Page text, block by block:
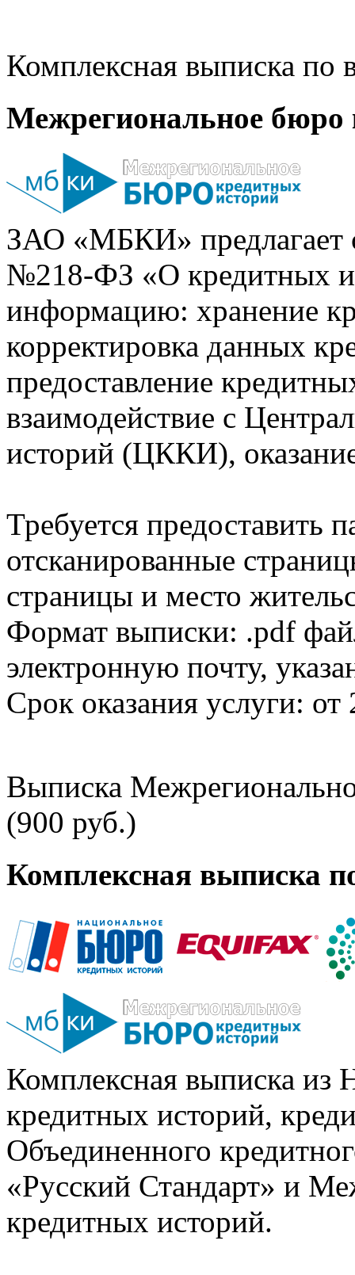
Комплексная выписка
Межрегиональное бюро
ЗАО «МБКИ» предлагает
№218-ФЗ «О кредитных
информацию: хранение
корректировка данных
предоставление
взаимодействие с
историй (ЦККИ),
Требуется предоставить
отсканированные
страницы и место
Формат выписки: .pdf
электронную почту,
Срок оказания услуги: от
Выписка
(900 руб.)
Комплексная выписка
Комплексная выписка из
кредитных историй,
Объединенного
«Русский Стандарт» и
кредитных историй.